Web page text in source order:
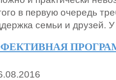
в первую очередь
семьи и друзей.